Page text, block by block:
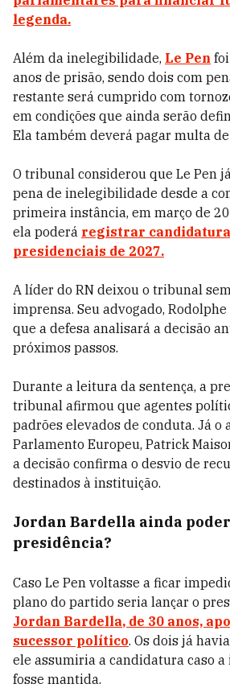
legenda.
Além da inelegibilidade, Le Pen
anos de prisão, sendo dois com
restante será cumprido com
em condições que ainda serão
Ela também deverá pagar multa
O tribunal considerou que Le Pen
pena de inelegibilidade desde a
primeira instância, em março de
ela poderá registrar
presidenciais de 2027.
A líder do RN deixou o tribunal
imprensa. Seu advogado,
que a defesa analisará a decisão
próximos passos.
Durante a leitura da sentença, a
tribunal afirmou que agentes
padrões elevados de conduta. Já o
Parlamento Europeu, Patrick
a decisão confirma o desvio de
destinados à instituição.
Jordan Bardella ainda
presidência?
Caso Le Pen voltasse a ficar
plano do partido seria lançar o
Jordan Bardella, de 30 anos,
sucessor político. Os dois já
ele assumiria a candidatura caso
fosse mantida.